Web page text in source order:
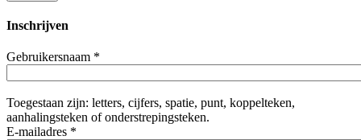
Inschrijven
Gebruikersnaam *
Toegestaan zijn: letters, cijfers, spatie, punt, koppelteken,
aanhalingsteken of onderstrepingsteken.
E-mailadres *